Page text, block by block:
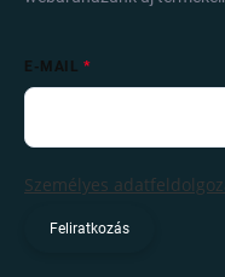
E-MAIL
Személyes
Feliratkozás